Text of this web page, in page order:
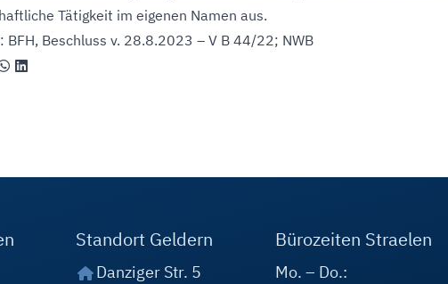
Tätigkeit im eigenen Namen aus.
BFH, Beschluss v. 28.8.2023 – V B 44/22; NWB
Standort Geldern
Danziger Str. 5
Bürozeiten Straelen
Mo. – Do.: